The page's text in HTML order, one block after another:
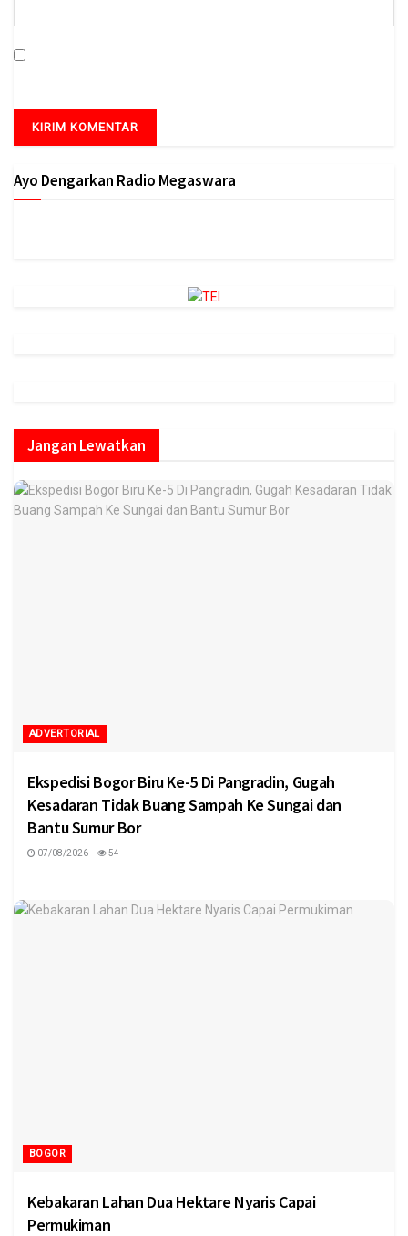
Ayo Dengarkan Radio Megaswara
Jangan Lewatkan
ADVERTORIAL
Ekspedisi Bogor Biru Ke-5 Di Pangradin, Gugah
Kesadaran Tidak Buang Sampah Ke Sungai dan
Bantu Sumur Bor
07/08/2026 54
BOGOR
Kebakaran Lahan Dua Hektare Nyaris Capai
Permukiman